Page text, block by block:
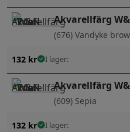
Akvarellfärg
(676) Vandyke
132 kr I lager:
Akvarellfärg
(609) Sepia
132 kr I lager: